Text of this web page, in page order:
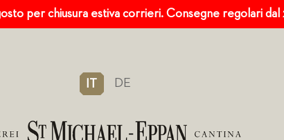
per chiusura estiva corrieri. Consegne regolari dal
IT DE